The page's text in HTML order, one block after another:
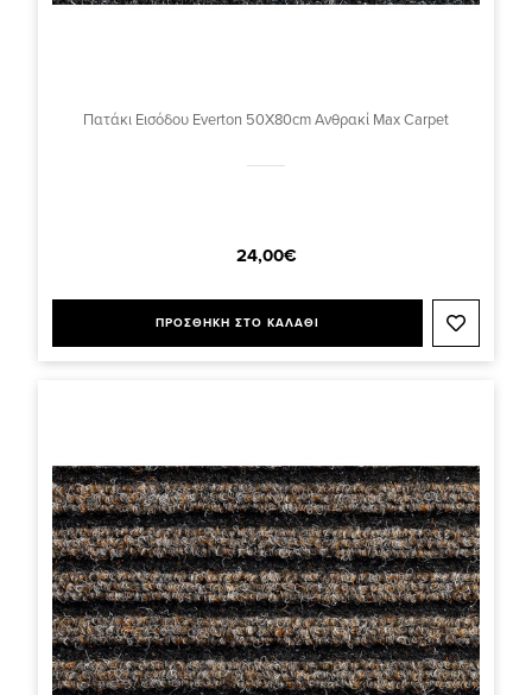
Πατάκι Εισόδου Everton 50X80cm Ανθρακί Max Carpet
24,00€
ΠΡΟΣΘΗΚΗ ΣΤΟ ΚΑΛΑΘΙ